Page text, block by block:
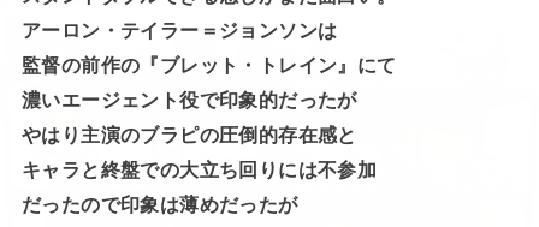
アーロン・テイラー＝ジョンソンは
監督の前作の『ブレット・トレイン』にて
濃いエージェント役で印象的だったが
やはり主演のブラピの圧倒的存在感と
キャラと終盤での大立ち回りには不参加
だったので印象は薄めだったが